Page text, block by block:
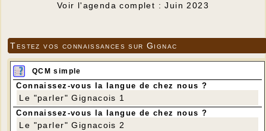
Voir l'agenda complet : Juin 2023
Testez vos connaissances sur Gignac
QCM simple
Connaissez-vous la langue de chez nous ?
Le "parler" Gignacois 1
Connaissez-vous la langue de chez nous ?
Le "parler" Gignacois 2